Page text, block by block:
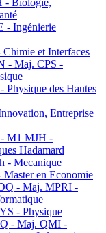
- Biologie,
- Ingénierie
et Interfaces
- Maj. CPS -
des Hautes
Entreprise
M1 MJH -
Hadamard
- Mecanique
en Economie
- Maj. MPRI -
- Physique
- Maj. QMI -